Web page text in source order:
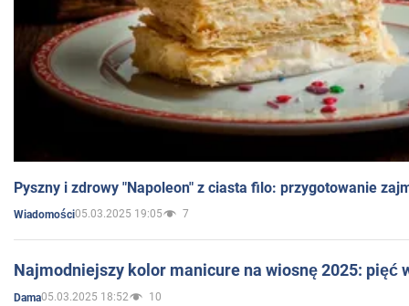
Pyszny i zdrowy "Napoleon" z ciasta filo: przygotowanie
Wiadomości05.03.2025 19:05 7
Najmodniejszy kolor manicure na wiosnę 2025: pięć
Dama05.03.2025 18:52 10